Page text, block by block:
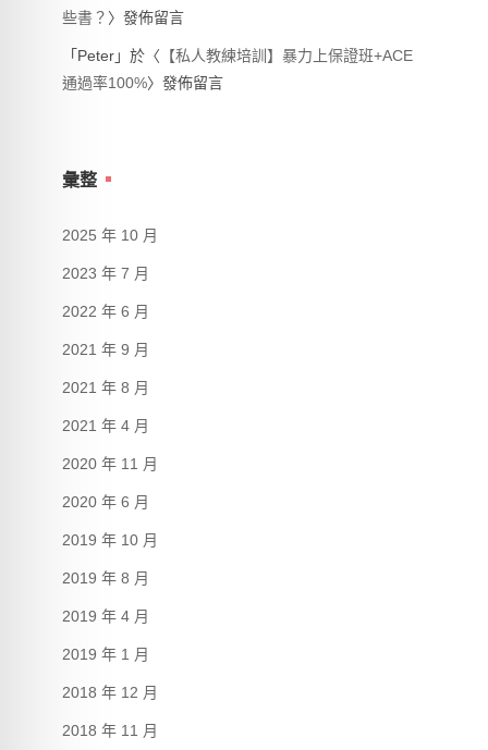
些書？ 〉發佈留言
「 Peter」於〈 【私人教練培訓】暴力上保證班+ACE
通過率100%〉發佈留言
彙整
2025 年 10 月
2023 年 7 月
2022 年 6 月
2021 年 9 月
2021 年 8 月
2021 年 4 月
2020 年 11 月
2020 年 6 月
2019 年 10 月
2019 年 8 月
2019 年 4 月
2019 年 1 月
2018 年 12 月
2018 年 11 月